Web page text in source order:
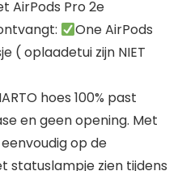
AirPods Pro 2e
One AirPods
( oplaadetui zijn NIET
hoes 100% past
en geen opening. Met
op de
statuslampje zien tijdens